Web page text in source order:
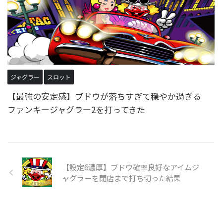
ジャグラー スロット
【最強の安定感】ブドウが落ちすぎて穏やか過ぎる
ファンキージャグラー2を打ってきた
【設定6濃厚】ブドウ確率良好なアイムジ
ャグラーを閉店まで打ち切った結果